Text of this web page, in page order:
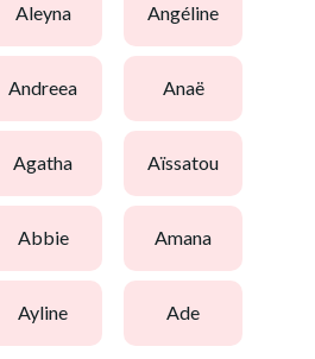
aleyna angéline
andreea anaë
agatha aïssatou
abbie amana
ayline ade